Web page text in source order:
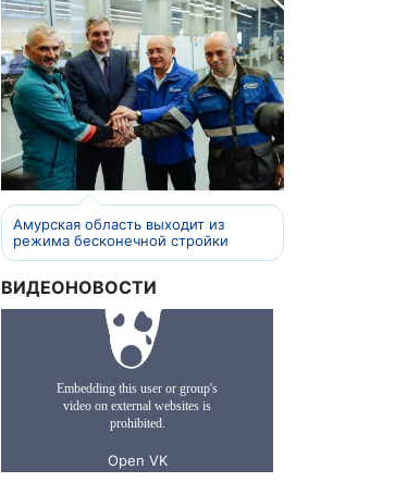
Амурская область выходит из
режима бесконечной стройки
ВИДЕОНОВОСТИ